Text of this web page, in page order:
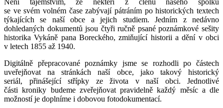
Není tajemstvím, že někteří z členů našeho spolku
se ve svém volném čase zabývají pátráním po historických textech
týkajících se naší obce a jejich studiem. Jedním z nedávno
dohledaných dokumentů jsou čtyři ručně psané poznámkové sešity
historika Vykáně pana Boreckého, zmiňující historii a dění v obci
v letech 1855 až 1940.
Digitálně přepracované poznámky jsme se rozhodli po částech
uveřejňovat na stránkách naší obce, jako takový historický
seriál, přinášející střípky ze života v naší obci. Jednotlivé
části kroniky budeme zveřejňovat pravidelně každý měsíc a dle
možností je doplníme i dobovou fotodokumentací.